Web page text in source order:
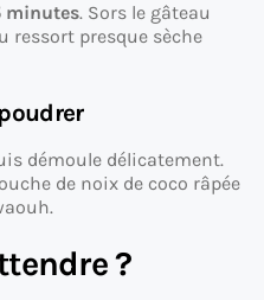
minutes. Sors le gâteau
ressort presque sèche
démoule délicatement.
de noix de coco râpée
?